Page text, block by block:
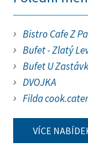
Bistro Cafe Z
Bufet - Zlatý
Bufet U
DVOJKA
Filda
VÍCE